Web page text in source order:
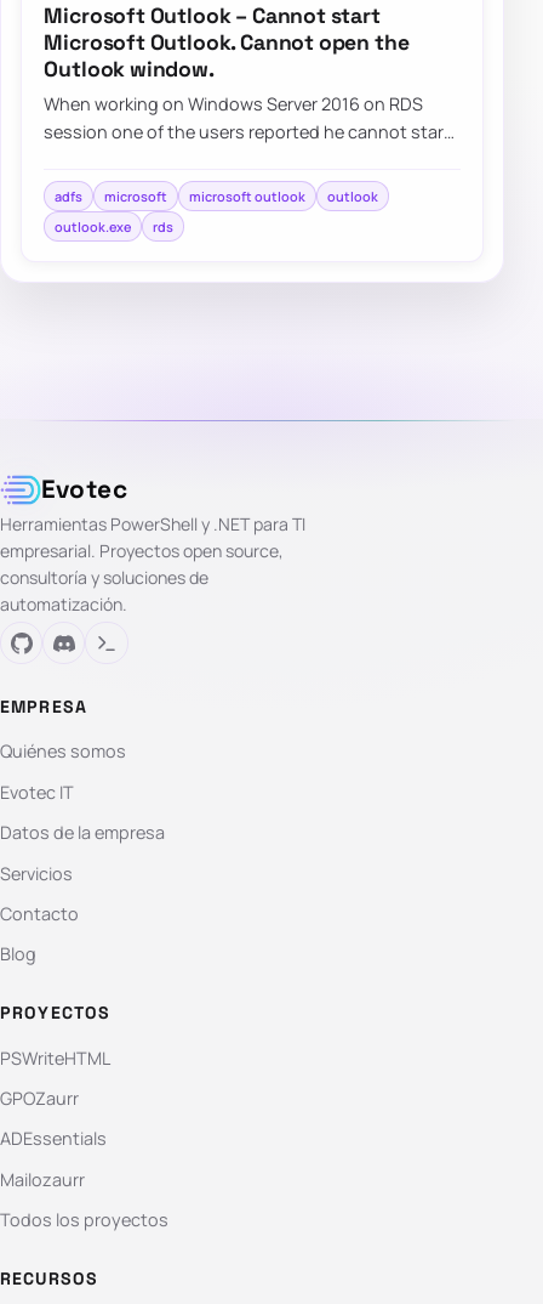
Microsoft Outlook – Cannot start
Microsoft Outlook. Cannot open the
Outlook window.
When working on Windows Server 2016 on RDS
session one of the users reported he cannot start
adfs microsoft microsoft outlook
outlook
outlook.exe
rds
Evotec
Herramientas PowerShell y .NET para TI
empresarial. Proyectos open source,
consultoría y soluciones de
automatización.
EMPRESA
Quiénes somos
Evotec IT
Datos de la empresa
Servicios
Contacto
Blog
PROYECTOS
PSWriteHTML
GPOZaurr
ADEssentials
Mailozaurr
Todos los proyectos
RECURSOS